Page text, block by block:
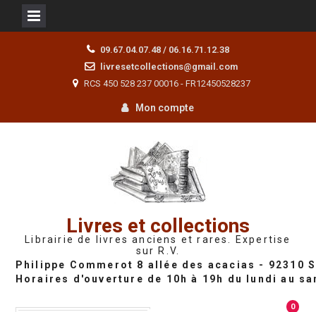
09.67.04.07.48 / 06.16.71.12.38
livresetcollections@gmail.com
RCS 450 528 237 00016 - FR12450528237
Mon compte
Livres et collections
Librairie de livres anciens et rares. Expertise
sur R.V.
0